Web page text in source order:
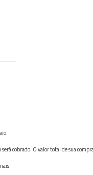
cobrado. O valor total de sua